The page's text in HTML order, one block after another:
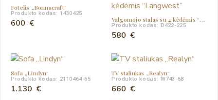
Fotelis „Bonnacraft“
Produkto kodas: 1430425
600 € Valgomojo stalas su 4 kėdėmis “Langwest”
Produkto kodas: D422-225
580 €
Sofa „Lindyn“
Produkto kodas: 2110464-65
1.130 €
TV staliukas „Realyn“
Produkto kodas: W743-68
660 €